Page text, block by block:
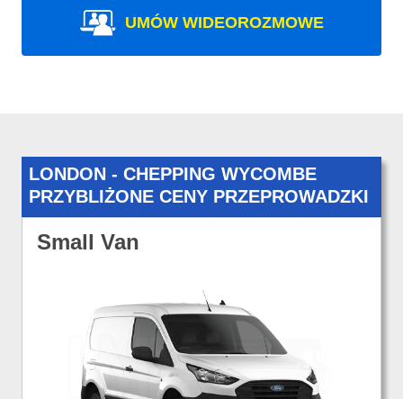
UMÓW WIDEOROZMOWE
LONDON - CHEPPING WYCOMBE
PRZYBLIŻONE CENY PRZEPROWADZKI
Small Van